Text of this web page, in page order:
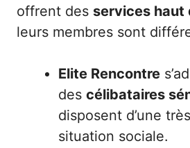
offrent des services haut
leurs membres sont
Elite Rencontre
des célibataires
disposent d’une
situation sociale.